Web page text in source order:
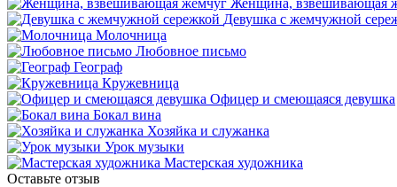
Девушка с жемчужной
Молочница
Любовное письмо
Географ
Кружевница
Офицер и смеющаяся девушка
Бокал вина
Хозяйка и служанка
Урок музыки
Мастерская художника
Оставьте отзыв